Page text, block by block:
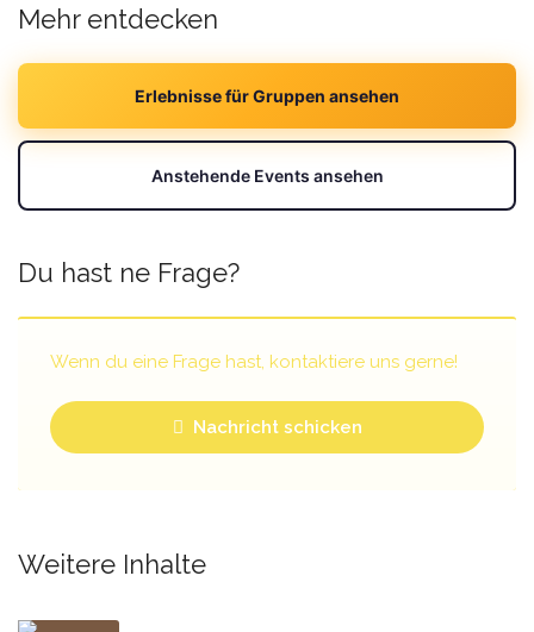
Mehr entdecken
Erlebnisse für Gruppen ansehen
Anstehende Events ansehen
Du hast ne Frage?
Wenn du eine Frage hast, kontaktiere uns gerne!
Nachricht schicken
Weitere Inhalte